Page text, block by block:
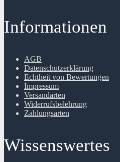
Informationen
AGB
Datenschutzerklärung
Echtheit von Bewertungen
Impressum
Versandarten
Widerrufsbelehrung
Zahlungsarten
Wissenswertes